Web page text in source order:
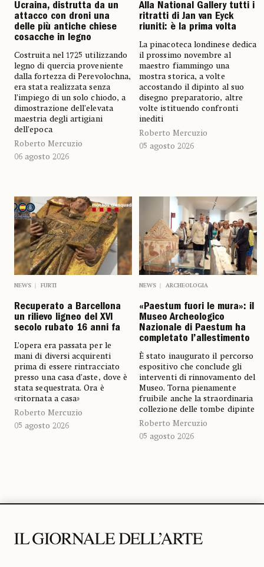
Ucraina, distrutta da un
attacco con droni una
delle più antiche chiese
cosacche in legno
Costruita nel 1725 utilizzando
legno di quercia proveniente
dalla fortezza di Perevolochna,
era stata realizzata senza
l’impiego di un solo chiodo, a
dimostrazione dell’elevata
maestria degli artigiani
dell’epoca
Roberto Mercuzio
06 agosto 2026
Alla National Gallery tutti i
ritratti di Jan van Eyck
riuniti: è la prima volta
La pinacoteca londinese dedica
il prossimo novembre al
maestro fiammingo una
mostra storica, a volte
accostando il dipinto al suo
disegno preparatorio, altre
volte istituendo confronti
inediti
Roberto Mercuzio
05 agosto 2026
NEWS FURTI
Recuperato a Barcellona
un rilievo ligneo del XVI
secolo rubato 16 anni fa
L’opera era passata per le
mani di diversi acquirenti
prima di essere rintracciato
presso una casa d’aste, dove è
stata sequestrata. Ora è
«ritornata a casa»
Roberto Mercuzio
05 agosto 2026
NEWS ARCHEOLOGIA
«Paestum fuori le mura»: il
Museo Archeologico
Nazionale di Paestum ha
completato l’allestimento
È stato inaugurato il percorso
espositivo che conclude gli
interventi di rinnovamento del
Museo. Torna pienamente
fruibile anche la straordinaria
collezione delle tombe dipinte
Roberto Mercuzio
05 agosto 2026